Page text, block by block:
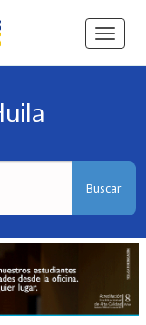
Ver
Buscar